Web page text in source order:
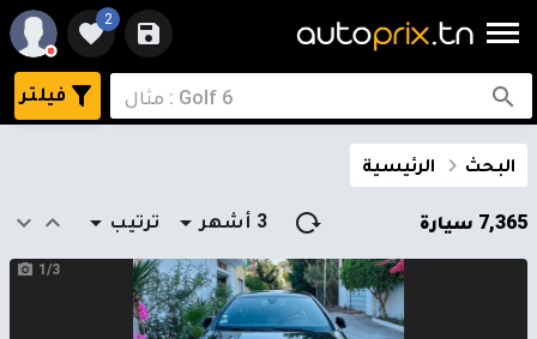
2
فيلتر
الرئيسية البحث
7,365 سيارة 3 أشهر ترتيب
1/3